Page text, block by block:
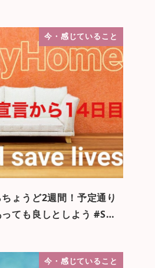
今・感じていること
ょうど2週間！予定通り
ても良しとしよう #S…
今・感じていること